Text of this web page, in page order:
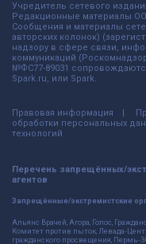
Учредитель сетевого
Редакционные материалы
Сообщения и материалы
авторских колонок)
надзору в сфере связи,
коммуникаций
№ФС77-89031
Spark.ru, или Spark.
Правовая информация
обработки персональных
технологий
Перечень запрещённых/
агентов
Запрещённые/экстремистские
Альянс Врачей, Агора, Голос,
Комитет против пыток, Левада-
гражданского просвещения, Пермь-